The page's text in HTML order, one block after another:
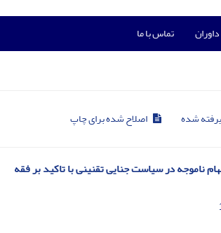
داوران تماس با ما
شده اصلاح شده برای چاپ
ناموجه در سیاست جنایی تقنینی با تاکید بر فقه